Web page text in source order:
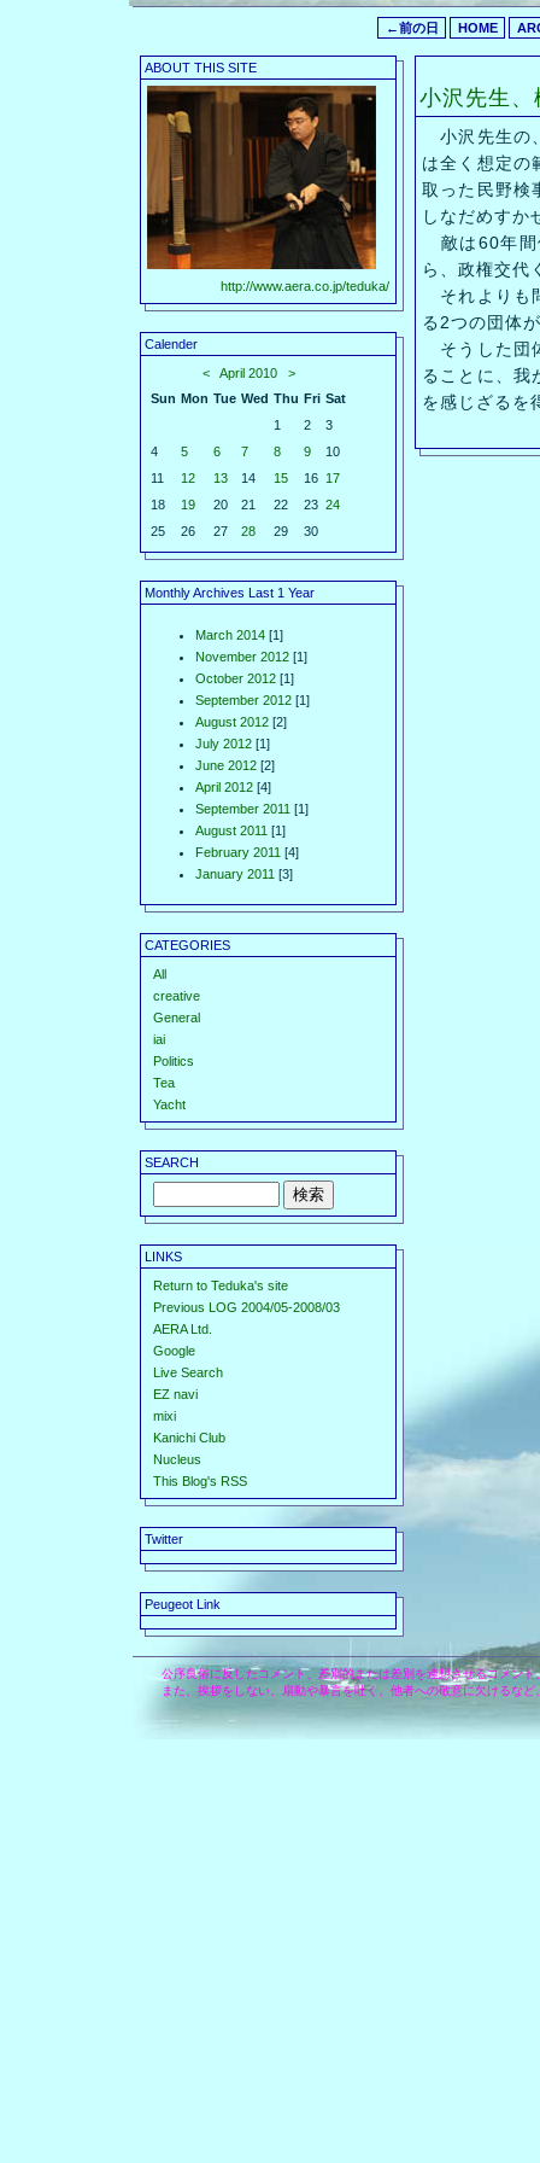
←前の日 HOME
ABOUT THIS SITE
http://www.aera.co.jp/teduka/
Calender
<
April 2010
>
Sun Mon Tue Wed Thu Fri Sat
1
2
3
4
5 6 7 8 9
10
11
12 13 14 15 16 17
18
19 20 21 22 23 24
25
26 27 28 29 30
Monthly Archives Last 1 Year
March 2014 [1]
November 2012 [1]
October 2012 [1]
September 2012 [1]
August 2012 [2]
July 2012 [1]
June 2012 [2]
April 2012 [4]
September 2011 [1]
August 2011 [1]
February 2011 [4]
January 2011 [3]
CATEGORIES
All
creative
General
iai
Politics
Tea
Yacht
SEARCH
LINKS
Return to Teduka's site
Previous LOG 2004/05-2008/03
AERA Ltd.
Google
Live Search
EZ navi
mixi
Kanichi Club
Nucleus
This Blog's RSS
Twitter
Peugeot Link
小沢先生
小沢先生の
は全く想定の
取った民野検
しなだめすか
敵は60年間
ら、政権交代
それよりも
る2つの団体
そうした団
ることに、我
を感じざるを
公序良俗に反したコメント、差別的または差別を連想させるコメン
また、挨拶をしない、扇動や暴言を吐く、他者への敬意に欠けるな